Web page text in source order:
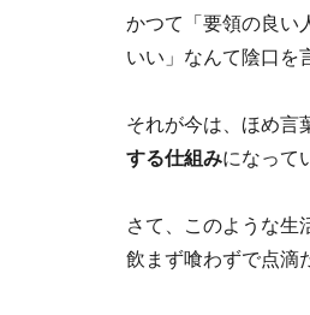
かつて「要領の良い
いい」なんて陰口を
それが今は、ほめ言
する仕組みになって
さて、このような生
飲まず喰わずで点滴